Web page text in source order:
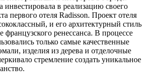
в реализацию своего
первого отеля Radisson. Проект отеля
и его архитектурный стиль
ренессанса. В процессе
только самые качественные
изделия из дерева и отделочные
стремление создать уникальное